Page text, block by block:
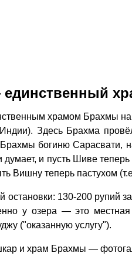
храмом Брахмы
Здесь Брахма
богиню Сарасвати,
и пусть Шиве
Вишну теперь пастухом
остановки: 130-200 рупий
у озера — это
("оказанную услугу").
и храм Брахмы —